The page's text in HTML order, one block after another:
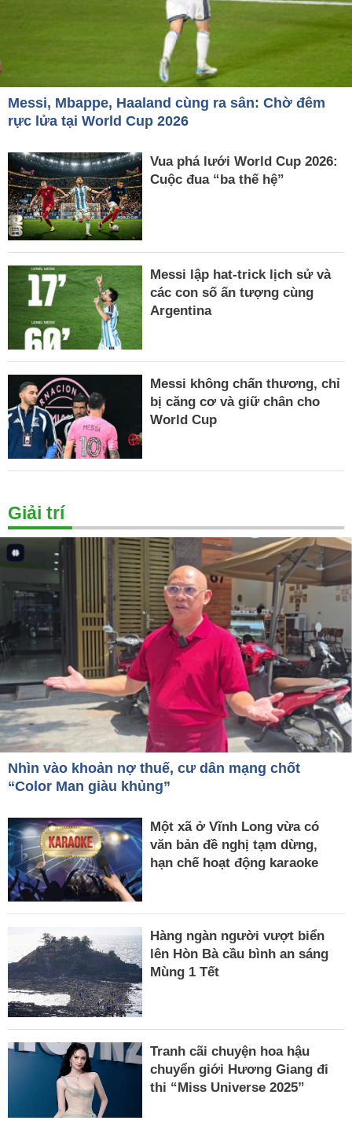
Messi, Mbappe, Haaland cùng ra sân: Chờ đêm
rực lửa tại World Cup 2026
Vua phá lưới World Cup 2026:
Cuộc đua “ba thế hệ”
Messi lập hat-trick lịch sử và
các con số ấn tượng cùng
Argentina
Messi không chấn thương, chỉ
bị căng cơ và giữ chân cho
World Cup
Giải trí
Nhìn vào khoản nợ thuế, cư dân mạng chốt
“Color Man giàu khủng”
Một xã ở Vĩnh Long vừa có
văn bản đề nghị tạm dừng,
hạn chế hoạt động karaoke
Hàng ngàn người vượt biển
lên Hòn Bà cầu bình an sáng
Mùng 1 Tết
Tranh cãi chuyện hoa hậu
chuyển giới Hương Giang đi
thi “Miss Universe 2025”